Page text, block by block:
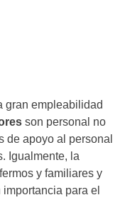
gran empleabilidad
son personal no
de apoyo al personal
Igualmente, la
y familiares y
para el